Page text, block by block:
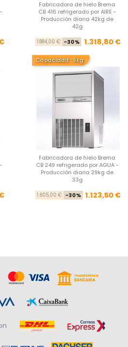
base
Fabricadora de hielo Brema
CB 416 refrigerado por AIRE -
Producción diaria 42kg de
42g
1.884,00 € -30% 1.318,80 €
base
Capacidad: 9kg
Fabricadora de hielo Brema
CB 249 refrigerado por AGUA -
Producción diaria 29kg de
33g
1.605,00 € -30% 1.123,50 €